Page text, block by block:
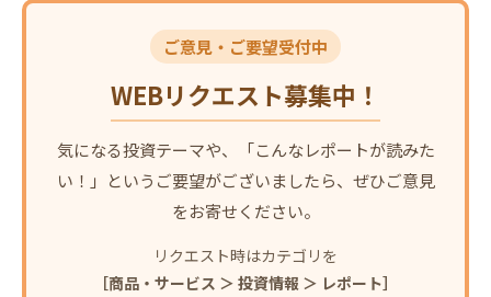
ご意見・ご要望受付中
WEBリクエスト募集中！
気になる投資テーマや、「こんなレポートが読みた
い！」というご要望がございましたら、ぜひご意見
をお寄せください。
リクエスト時はカテゴリを
［商品・サービス ＞ 投資情報 ＞ レポート］